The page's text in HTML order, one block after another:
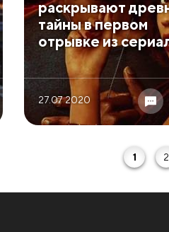
раскрывают
тайны в первом
отрывке из
27.07 2020
1 2